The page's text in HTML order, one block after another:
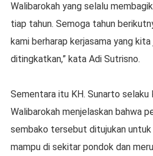
Walibarokah yang selalu
tiap tahun. Semoga tahun
kami berharap kerjasama yang
ditingkatkan,” kata Adi Sutrisno.
Sementara itu KH. Sunarto selaku
Walibarokah menjelaskan bahwa
sembako tersebut ditujukan untuk
mampu di sekitar pondok dan